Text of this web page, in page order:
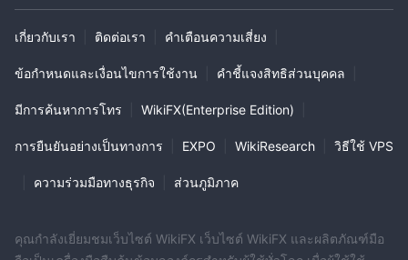
เกี่ยวกับเรา ติดต่อเรา คำเตือนความเสี่ยง
ข้อกำหนดและเงื่อนไขการใช้งาน คำชี้แจงสิทธิส่วนบุคคล
มีการค้นหาการโทร WikiFX(Enterprise Edition)
การยืนยันอย่างเป็นทางการ EXPO WikiResearch วิธีใช้ VPS
ความร่วมมือทางธุรกิจ ส่วนภูมิภาค
คุณกำลังเยี่ยมชมเว็บไซต์ WikiFX เว็บไซต์ WikiFX และผลิตภัณฑ์มือ